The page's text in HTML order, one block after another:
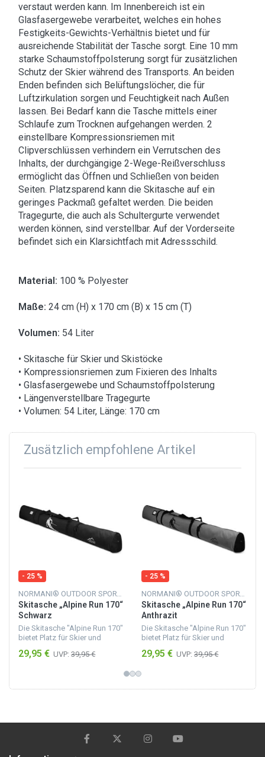
verstaut werden kann. Im Innenbereich ist ein
Glasfasergewebe verarbeitet, welches ein hohes
Festigkeits-Gewichts-Verhältnis bietet und für
ausreichende Stabilität der Tasche sorgt. Eine 10 mm
starke Schaumstoffpolsterung sorgt für zusätzlichen
Schutz der Skier während des Transports. An beiden
Enden befinden sich Belüftungslöcher, die für
Luftzirkulation sorgen und Feuchtigkeit nach Außen
lassen. Bei Bedarf kann die Tasche mittels einer
Schlaufe zum Trocknen aufgehangen werden. 2
einstellbare Kompressionsriemen mit
Clipverschlüssen verhindern ein Verrutschen des
Inhalts, der durchgängige 2-Wege-Reißverschluss
ermöglicht das Öffnen und Schließen von beiden
Seiten. Platzsparend kann die Skitasche auf ein
geringes Packmaß gefaltet werden. Die beiden
Tragegurte, die auch als Schultergurte verwendet
werden können, sind verstellbar. Auf der Vorderseite
befindet sich ein Klarsichtfach mit Adressschild.
Material: 100 % Polyester
Maße: 24 cm (H) x 170 cm (B) x 15 cm (T)
Volumen: 54 Liter
• Skitasche für Skier und Skistöcke
• Kompressionsriemen zum Fixieren des Inhalts
• Glasfasergewebe und Schaumstoffpolsterung
• Längenverstellbare Tragegurte
• Volumen: 54 Liter, Länge: 170 cm
Zusätzlich empfohlene Artikel
- 25 %
NORMANI® OUTDOOR SPORTS
Skitasche „Alpine Run 170“
Schwarz
Die Skitasche "Alpine Run 170"
bietet Platz für Skier und
bis zu 170 cm. Sie besteht aus
29,95 € UVP: 39,95 €
- 25 %
NORMANI® OUTDOOR SPORTS
Skitasche „Alpine Run 170“
Anthrazit
Die Skitasche "Alpine Run 170"
bietet Platz für Skier und
bis zu 170 cm. Sie besteht aus
29,95 € UVP: 39,95 €